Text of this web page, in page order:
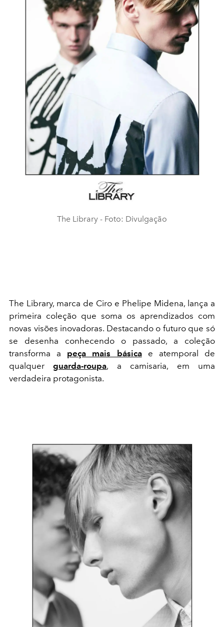
The Library - Foto: Divulgação
The Library, marca de Ciro e Phelipe Midena, lança a
primeira coleção que soma os aprendizados com
novas visões inovadoras. Destacando o futuro que só
se desenha conhecendo o passado, a coleção
transforma a peça mais básicae atemporal de
qualquerguarda-roupa, a camisaria, em uma
verdadeira protagonista.